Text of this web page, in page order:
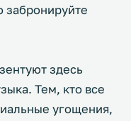
забронируйте
здесь
Тем, кто все
угощения,